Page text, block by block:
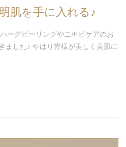
肌を手に入れる♪
ーグピーリングやニキビケアのお
ました♪ やはり皆様が美しく美肌に